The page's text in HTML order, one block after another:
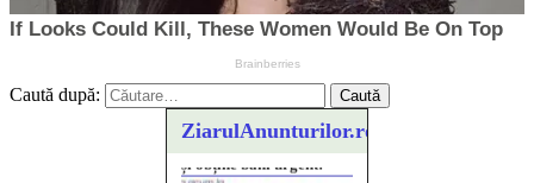
Caută după:
ZiarulAnunturilor.ro